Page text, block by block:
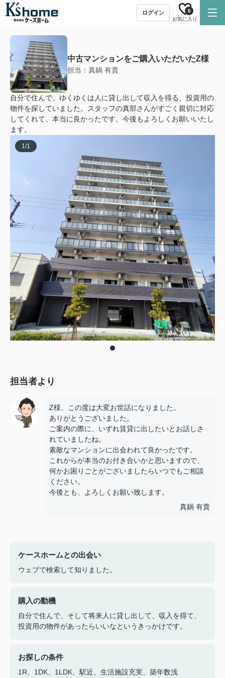
ログイン
お気に入り
0
中古マンションをご購入いただいたZ様
担当：真鍋 有貴
自分で住んで、ゆくゆくは人に貸し出して収入を得る、投資用の
物件を探していました。スタッフの真部さんがすごく親切に対応
してくれて、本当に良かったです。今後もよろしくお願いいたし
ます。
1/1
担当者より
Z様、この度は大変お世話になりました。
ありがとうございました。
ご案内の際に、いずれ賃貸に出したいとお話しさ
れていましたね。
素敵なマンションに出会われて良かったです。
これからが本当のお付き合いかと思いますので、
何かお困りごとがございましたらいつでもご相談
ください。
今後とも、よろしくお願い致します。
真鍋 有貴
ケースホームとの出会い
ウェブで検索して知りました。
購入の動機
自分で住んで、そして将来人に貸し出して、収入を得て、
投資用の物件があったらいいなというきっかけです。
お探しの条件
1R、1DK、1LDK、駅近、生活施設充実、築年数浅